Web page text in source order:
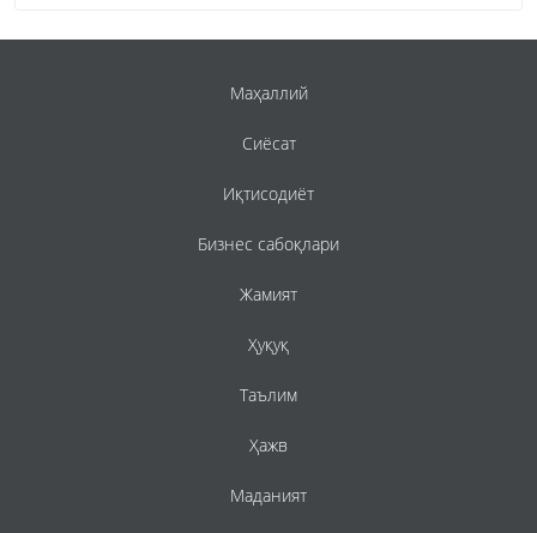
Маҳаллий
Сиёсат
Иқтисодиёт
Бизнес сабоқлари
Жамият
Ҳуқуқ
Таълим
Ҳажв
Маданият